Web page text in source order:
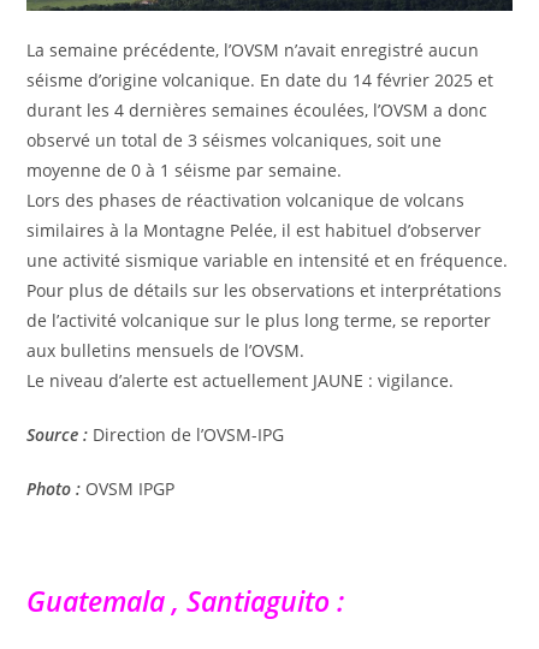
La semaine précédente, l’OVSM n’avait enregistré aucun
séisme d’origine volcanique. En date du 14 février 2025 et
durant les 4 dernières semaines écoulées, l’OVSM a donc
observé un total de 3 séismes volcaniques, soit une
moyenne de 0 à 1 séisme par semaine.
Lors des phases de réactivation volcanique de volcans
similaires à la Montagne Pelée, il est habituel d’observer
une activité sismique variable en intensité et en fréquence.
Pour plus de détails sur les observations et interprétations
de l’activité volcanique sur le plus long terme, se reporter
aux bulletins mensuels de l’OVSM.
Le niveau d’alerte est actuellement JAUNE : vigilance.
Source : Direction de l’OVSM-IPG
Photo : OVSM IPGP
Guatemala , Santiaguito :